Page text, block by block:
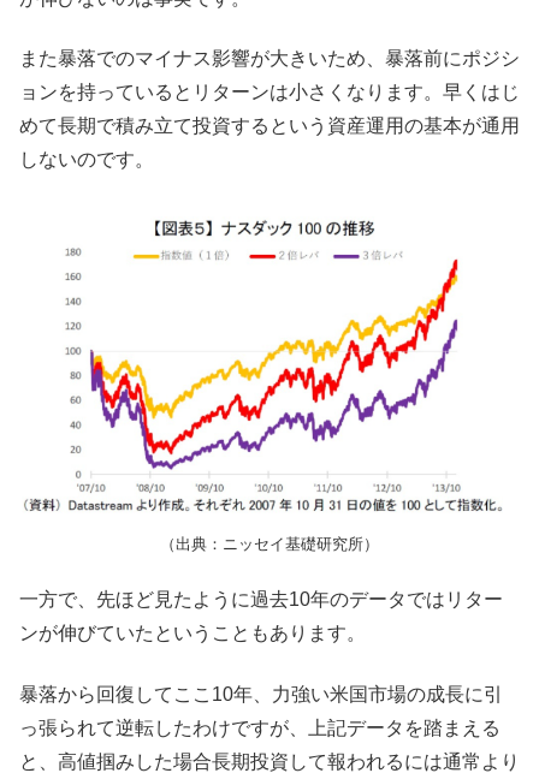
また暴落でのマイナス影響が大きいため、暴落前にポジシ
ョンを持っているとリターンは小さくなります。早くはじ
めて長期で積み立て投資するという資産運用の基本が通用
しないのです。
（出典：ニッセイ基礎研究所）
一方で、先ほど見たように過去10年のデータではリター
ンが伸びていたということもあります。
暴落から回復してここ10年、力強い米国市場の成長に引
っ張られて逆転したわけですが、上記データを踏まえる
と、高値掴みした場合長期投資して報われるには通常より